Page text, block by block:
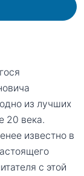
из лучших
20 века.
известно в
с этой